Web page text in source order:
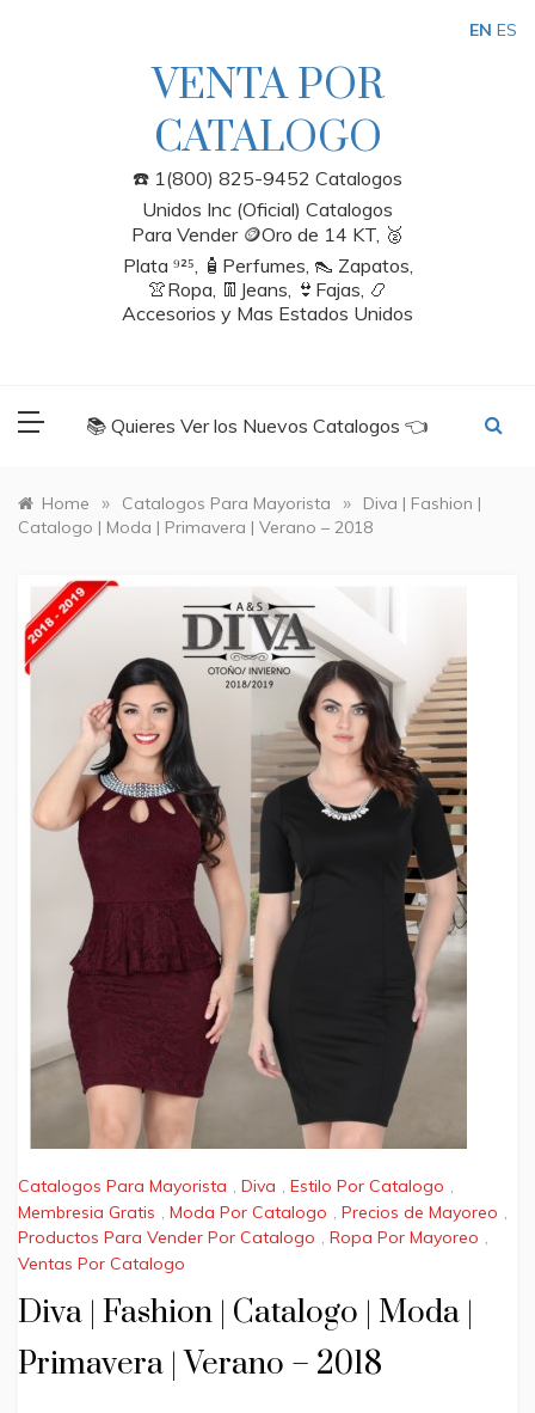
VENTA POR
CATALOGO
☎️ 1(800) 825-9452 Catalogos
Unidos Inc (Oficial) Catalogos
Para Vender 🪙Oro de 14 KT, 🥈
Plata ⁹²⁵, 🧴Perfumes, 👠 Zapatos,
👚Ropa, 👖Jeans, 👙Fajas, 📿
Accesorios y Mas Estados Unidos
📚 Quieres Ver los Nuevos Catalogos 👈
Home » Catalogos Para Mayorista »
Diva | Fashion |
Catalogo | Moda | Primavera | Verano – 2018
Catalogos Para Mayorista , Diva , Estilo Por Catalogo ,
Membresia Gratis , Moda Por Catalogo , Precios de Mayoreo ,
Productos Para Vender Por Catalogo , Ropa Por Mayoreo ,
Ventas Por Catalogo
Diva | Fashion | Catalogo | Moda |
Primavera | Verano – 2018
EN ES